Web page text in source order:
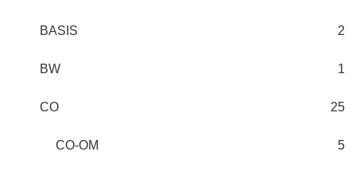
BASIS 2
BW 1
CO 25
CO-OM 5